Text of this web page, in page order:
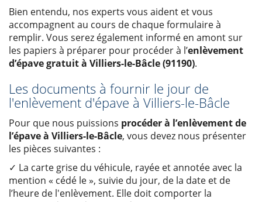
Bien entendu, nos experts vous aident et vous
accompagnent au cours de chaque formulaire à
remplir. Vous serez également informé en amont sur
les papiers à préparer pour procéder à l’enlèvement
d’épave gratuit à Villiers-le-Bâcle (91190).
Les documents à fournir le jour de
l'enlèvement d'épave à Villiers-le-Bâcle
Pour que nous puissions procéder à l’enlèvement de
l’épave à Villiers-le-Bâcle, vous devez nous présenter
les pièces suivantes :
✓ La carte grise du véhicule, rayée et annotée avec la
mention « cédé le », suivie du jour, de la date et de
l’heure de l'enlèvement. Elle doit comporter la